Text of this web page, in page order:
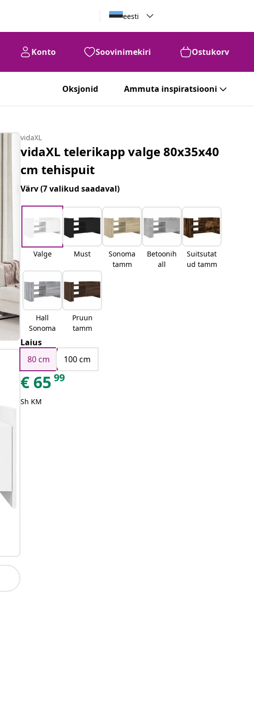
eesti
Konto Soovinimekiri Ostukorv
Oksjonid Ammuta inspiratsiooni
vidaXL
vidaXL telerikapp valge 80x35x40
cm tehispuit
Värv(7 valikud saadaval)
Valge Must
Sonoma
tamm
Betoonih
all
Suitsutat
ud tamm
Hall
Sonoma
Pruun
tamm
Laius
80 cm
100 cm
€ 65 99
Sh KM